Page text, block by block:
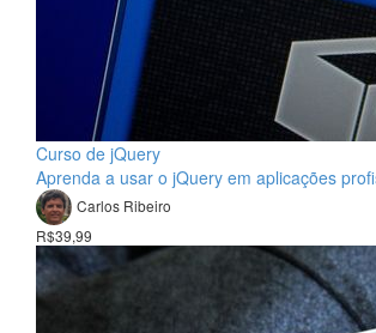
Curso de jQuery
Aprenda a usar o jQuery em aplicações
Carlos Ribeiro
R$39,99